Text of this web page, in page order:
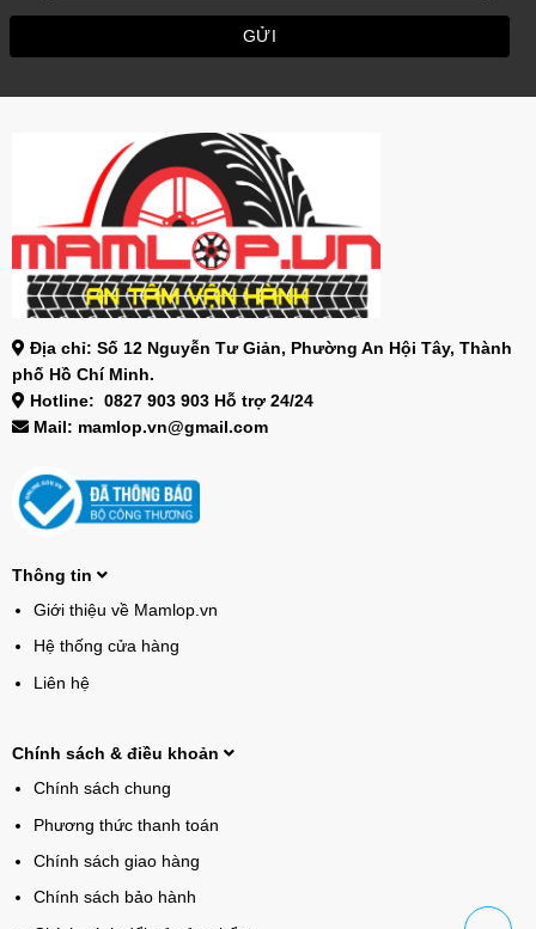
Địa chỉ: Số 12 Nguyễn Tư Giản, Phường An Hội Tây, Thành
phố Hồ Chí Minh.
Hotline: 0827 903 903 Hỗ trợ 24/24
Mail: mamlop.vn@gmail.com
Thông tin
Giới thiệu về Mamlop.vn
Hệ thống cửa hàng
Liên hệ
Chính sách & điều khoản
Chính sách chung
Phương thức thanh toán
Chính sách giao hàng
Chính sách bảo hành